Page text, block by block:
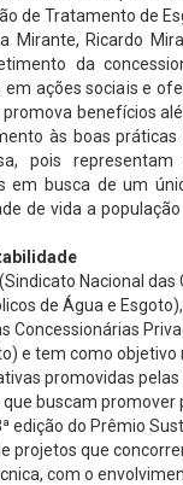
de Tratamento de
Mirante, Ricardo
da
ações sociais e
benefícios
às boas
pois
em busca de um
de vida a
Nacional das
de Água e
Concessionárias
e tem como objetivo
promovidas
buscam promover
edição do Prêmio
projetos que
com o